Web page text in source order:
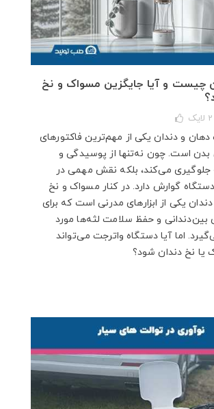
چیست و آیا جایگزین مسواک و نخ
2 لایک
و دندان یکی از مهم‌ترین فاکتورهای
است. چون نه‌تنها از پوسیدگی و
جلوگیری می‌کند، بلکه نقش مهمی در
گوارش دارد. در کنار مسواک و نخ
یکی از ابزارهای مدرنی است که برای
بین‌دندانی و حفظ سلامت لثه‌ها مورد
اما آیا دستگاه واترجت می‌تواند
یا نخ دندان شود؟